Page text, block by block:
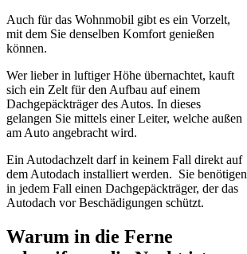
Auch für das Wohnmobil gibt es ein Vorzelt,
mit dem Sie denselben Komfort genießen
können.
Wer lieber in luftiger Höhe übernachtet, kauft
sich ein Zelt für den Aufbau auf einem
Dachgepäckträger des Autos. In dieses
gelangen Sie mittels einer Leiter, welche außen
am Auto angebracht wird.
Ein Autodachzelt darf in keinem Fall direkt auf
dem Autodach installiert werden. Sie benötigen
in jedem Fall einen Dachgepäckträger, der das
Autodach vor Beschädigungen schützt.
Warum in die Ferne